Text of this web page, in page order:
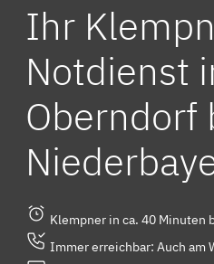
Ihr
Notdienst
Oberndorf
Klempner in ca. 40 Minuten
Immer erreichbar: Auch am